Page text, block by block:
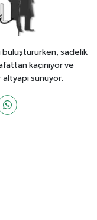
buluştururken, sadelik
kaçınıyor ve
sunuyor.